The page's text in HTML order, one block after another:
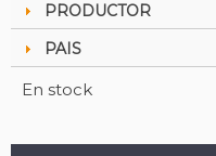
PRODUCTOR
PAIS
En stock